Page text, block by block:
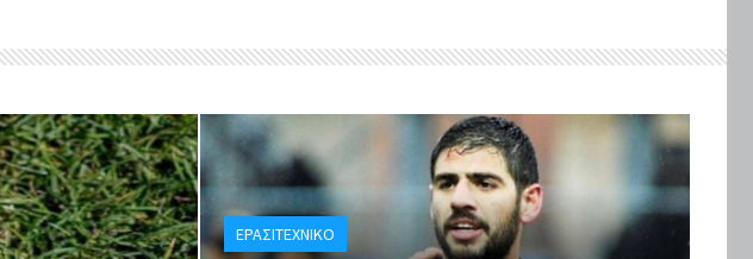
ΕΡΑΣΙΤΕΧΝΙΚΌ